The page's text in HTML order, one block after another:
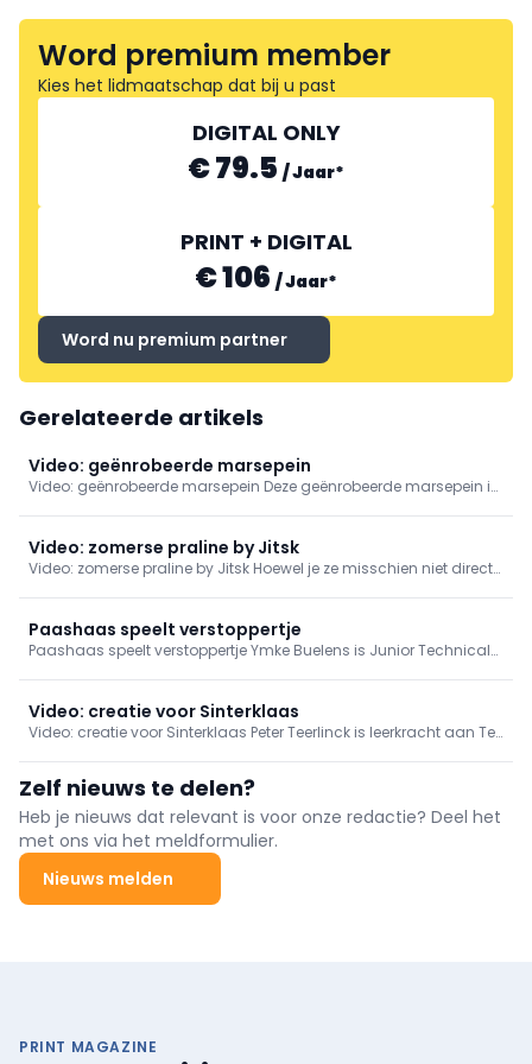
Word premium member
Kies het lidmaatschap dat bij u past
DIGITAL ONLY
€ 79.5 /Jaar*
PRINT + DIGITAL
€ 106 /Jaar*
Word nu premium partner
Gerelateerde artikels
Video: geënrobeerde marsepein
Video: geënrobeerde marsepein Deze geënrobeerde marsepein in
Video: zomerse praline by Jitsk
Video: zomerse praline by Jitsk Hoewel je ze misschien niet direct
en combineert de karamel met een frambozengelei op basis van
huisgemaakte vruchtenpuree.
Paashaas speelt verstoppertje
Paashaas speelt verstoppertje Ymke Buelens is Junior Technical
combineerde Ymke verschillende texturen, afwerkingen en
chocolades. Een creatie om van te smullen!
Video: creatie voor Sinterklaas
Video: creatie voor Sinterklaas Peter Teerlinck is leerkracht aan Ter
schoorsteen komt piepen. Voor de realisatie ervan heeft u geen
bijzondere vormen nodig, alles is haalbaar met voordelig
materiaal. Chocolade en marsepein worden gecombineerd in
deze speelse creatie.
Zelf nieuws te delen?
Heb je nieuws dat relevant is voor onze redactie? Deel het
met ons via het meldformulier.
Nieuws melden
PRINT MAGAZINE